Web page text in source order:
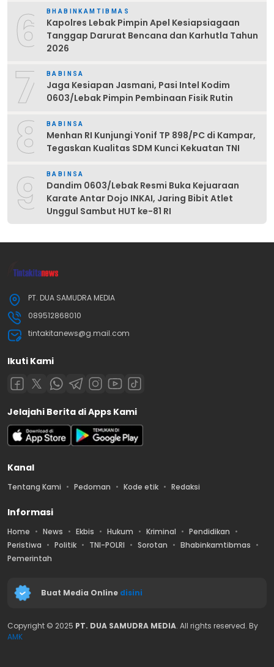
6 BHABINKAMTIBMAS
Kapolres Lebak Pimpin Apel Kesiapsiagaan
Tanggap Darurat Bencana dan Karhutla Tahun
2026
7 BABINSA
Jaga Kesiapan Jasmani, Pasi Intel Kodim
0603/Lebak Pimpin Pembinaan Fisik Rutin
8 BABINSA
Menhan RI Kunjungi Yonif TP 898/PC di Kampar,
Tegaskan Kualitas SDM Kunci Kekuatan TNI
9 BABINSA
Dandim 0603/Lebak Resmi Buka Kejuaraan
Karate Antar Dojo INKAI, Jaring Bibit Atlet
Unggul Sambut HUT ke-81 RI
PT. DUA SAMUDRA MEDIA
089512868010
tintakitanews@g.mail.com
Ikuti Kami
Jelajahi Berita di Apps Kami
Kanal
Tentang Kami Pedoman Kode etik Redaksi
Informasi
Home News Ekbis Hukum Kriminal
Pendidikan
Peristiwa
Politik TNI-POLRI Sorotan
Bhabinkamtibmas
Pemerintah
Buat Media Online disini
Copyright © 2025 PT. DUA SAMUDRA MEDIA. All rights reserved. By
AMK